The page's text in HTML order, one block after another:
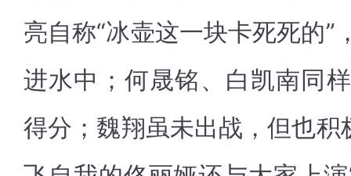
亮自称“冰壶这一块卡死死的”
进水中；何晟铭、白凯南同
得分；魏翔虽未出战，但也积